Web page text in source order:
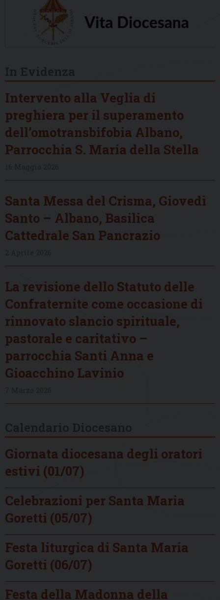
Intervento alla Veglia di
preghiera per il superamento
dell’omotransbifobia Albano,
Parrocchia S. Maria della Stella
Santa Messa del Crisma, Giovedì
Santo – Albano, Basilica
Cattedrale San Pancrazio
La revisione dello Statuto delle
Confraternite come occasione di
rinnovato slancio spirituale,
pastorale e caritativo –
parrocchia Santi Anna e
Gioacchino Lavinio
Giornata diocesana degli oratori
estivi (01/07)
Celebrazioni per Santa Maria
Goretti (05/07)
Festa liturgica di Santa Maria
Goretti (06/07)
Festa della Madonna della